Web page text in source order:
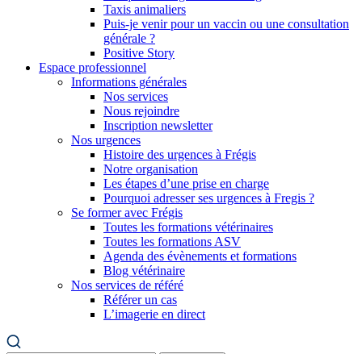
Taxis animaliers
Puis-je venir pour un vaccin ou une consultation
générale ?
Positive Story
Espace professionnel
Informations générales
Nos services
Nous rejoindre
Inscription newsletter
Nos urgences
Histoire des urgences à Frégis
Notre organisation
Les étapes d’une prise en charge
Pourquoi adresser ses urgences à Fregis ?
Se former avec Frégis
Toutes les formations vétérinaires
Toutes les formations ASV
Agenda des évènements et formations
Blog vétérinaire
Nos services de référé
Référer un cas
L’imagerie en direct